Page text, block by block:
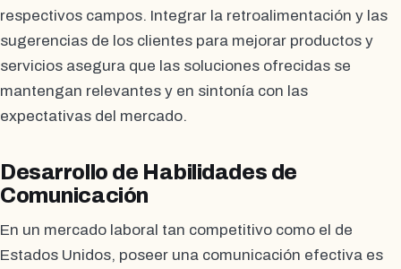
respectivos campos. Integrar la retroalimentación y las
sugerencias de los clientes para mejorar productos y
servicios asegura que las soluciones ofrecidas se
mantengan relevantes y en sintonía con las
expectativas del mercado.
Desarrollo de Habilidades de
Comunicación
En un mercado laboral tan competitivo como el de
Estados Unidos, poseer una comunicación efectiva es